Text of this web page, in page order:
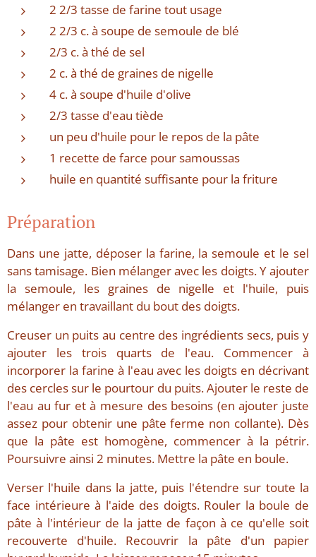
2 2/3 tasse de farine tout usage
2 2/3 c. à soupe de semoule de blé
2/3 c. à thé de sel
2 c. à thé de graines de nigelle
4 c. à soupe d'huile d'olive
2/3 tasse d'eau tiède
un peu d'huile pour le repos de la pâte
1 recette de farce pour samoussas
huile en quantité suffisante pour la friture
Préparation
Dans une jatte, déposer la farine, la semoule et le sel
sans tamisage. Bien mélanger avec les doigts. Y ajouter
la semoule, les graines de nigelle et l'huile, puis
mélanger en travaillant du bout des doigts.
Creuser un puits au centre des ingrédients secs, puis y
ajouter les trois quarts de l'eau. Commencer à
incorporer la farine à l'eau avec les doigts en décrivant
des cercles sur le pourtour du puits. Ajouter le reste de
l'eau au fur et à mesure des besoins (en ajouter juste
assez pour obtenir une pâte ferme non collante). Dès
que la pâte est homogène, commencer à la pétrir.
Poursuivre ainsi 2 minutes. Mettre la pâte en boule.
Verser l'huile dans la jatte, puis l'étendre sur toute la
face intérieure à l'aide des doigts. Rouler la boule de
pâte à l'intérieur de la jatte de façon à ce qu'elle soit
recouverte d'huile. Recouvrir la pâte d'un papier